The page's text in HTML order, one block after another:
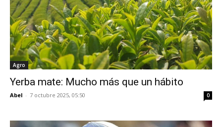
Agro
Yerba mate: Mucho más que un hábito
Abel - 7 octubre 2025, 05:50 0